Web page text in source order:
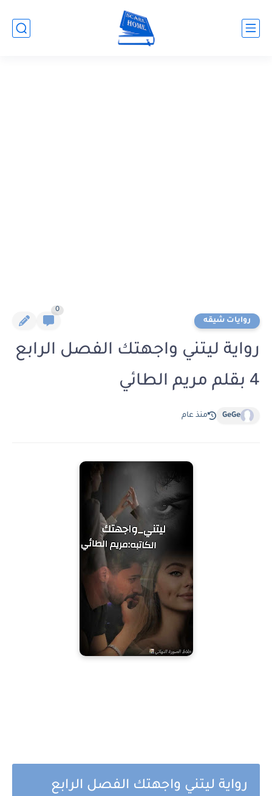
روايات شيقه
0
رواية ليتني واجهتك الفصل الرابع
4 بقلم مريم الطائي
GeGe منذ عام
رواية ليتني واجهتك الفصل الرابع